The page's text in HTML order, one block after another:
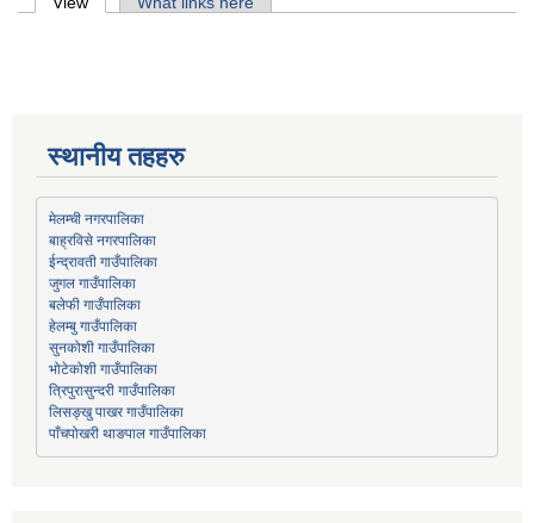
Primary tabs
स्थानीय तहहरु
मेलम्ची नगरपालिका
बाह्रविसे नगरपालिका
ईन्द्रावती गाउँपालिका
जुगल गाउँपालिका
बलेफी गाउँपालिका
हेलम्बु गाउँपालिका
सुनकोशी गाउँपालिका
भोटेकोशी गाउँपालिका
त्रिपुरासुन्दरी गाउँपालिका
लिसङ्खु पाखर गाउँपालिका
पाँचपोखरी थाङपाल गाउँपालिका